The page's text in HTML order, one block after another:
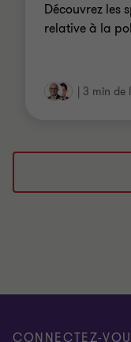
Découvrez les
relative à la
| 3 min de
CONNECTEZ-